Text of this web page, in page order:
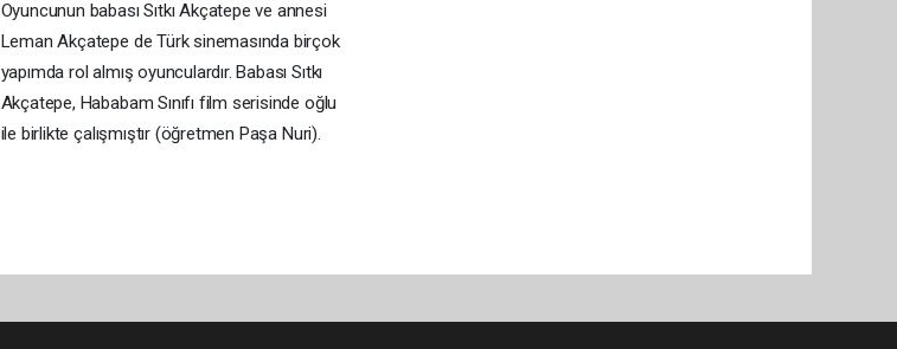
Oyuncunun babası Sıtkı Akçatepe ve annesi
Leman Akçatepe de Türk sinemasında birçok
yapımda rol almış oyunculardır. Babası Sıtkı
Akçatepe, Hababam Sınıfı film serisinde oğlu
ile birlikte çalışmıştır (öğretmen Paşa Nuri).